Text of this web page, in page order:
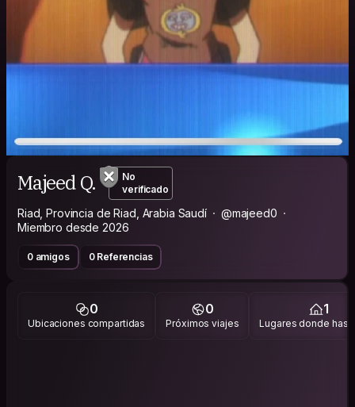
Majeed Q.
No
verificado
Riad, Provincia de Riad, Arabia Saudí
@majeed0
Miembro desde 2026
0 amigos 0 Referencias
0
Ubicaciones compartidas
0
Próximos viajes
1
Lugares donde has